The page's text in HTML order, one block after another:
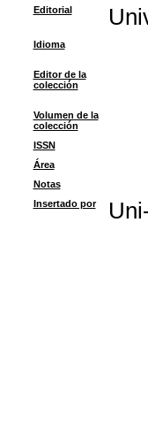
Editorial
Idioma
Editor de la
colección
Volumen de la
colección
ISSN
Área
Notas
Insertado por